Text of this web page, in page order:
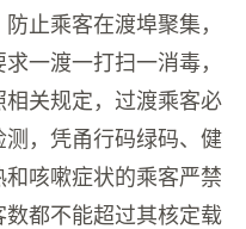
止乘客在渡埠聚集，
一渡一打扫一消毒，
关规定，过渡乘客必
，凭甬行码绿码、健
咳嗽症状的乘客严禁
都不能超过其核定载